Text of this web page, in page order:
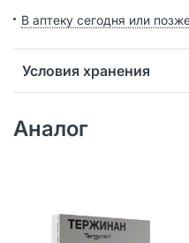
В аптеку сегодня или
Условия хранения
Аналог